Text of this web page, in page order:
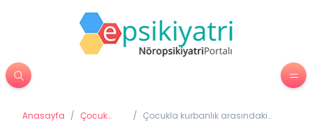
Anasayfa / Çocuk
/ Çocukla kurbanlık arasındaki